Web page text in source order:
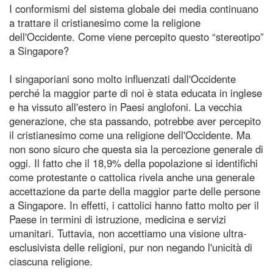
I conformismi del sistema globale dei media continuano
a trattare il cristianesimo come la religione
dell'Occidente. Come viene percepito questo “stereotipo”
a Singapore?
I singaporiani sono molto influenzati dall'Occidente
perché la maggior parte di noi è stata educata in inglese
e ha vissuto all'estero in Paesi anglofoni. La vecchia
generazione, che sta passando, potrebbe aver percepito
il cristianesimo come una religione dell'Occidente. Ma
non sono sicuro che questa sia la percezione generale di
oggi. Il fatto che il 18,9% della popolazione si identifichi
come protestante o cattolica rivela anche una generale
accettazione da parte della maggior parte delle persone
a Singapore. In effetti, i cattolici hanno fatto molto per il
Paese in termini di istruzione, medicina e servizi
umanitari. Tuttavia, non accettiamo una visione ultra-
esclusivista delle religioni, pur non negando l'unicità di
ciascuna religione.